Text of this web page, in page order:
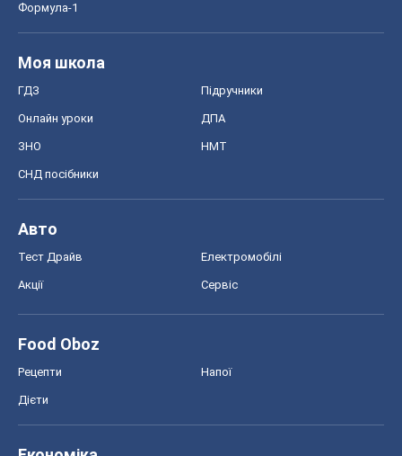
Формула-1
Моя школа
ГДЗ Підручники
Онлайн уроки ДПА
ЗНО НМТ
СНД посібники
Авто
Тест Драйв Електромобілі
Акції Сервіс
Food Oboz
Рецепти Напої
Дієти